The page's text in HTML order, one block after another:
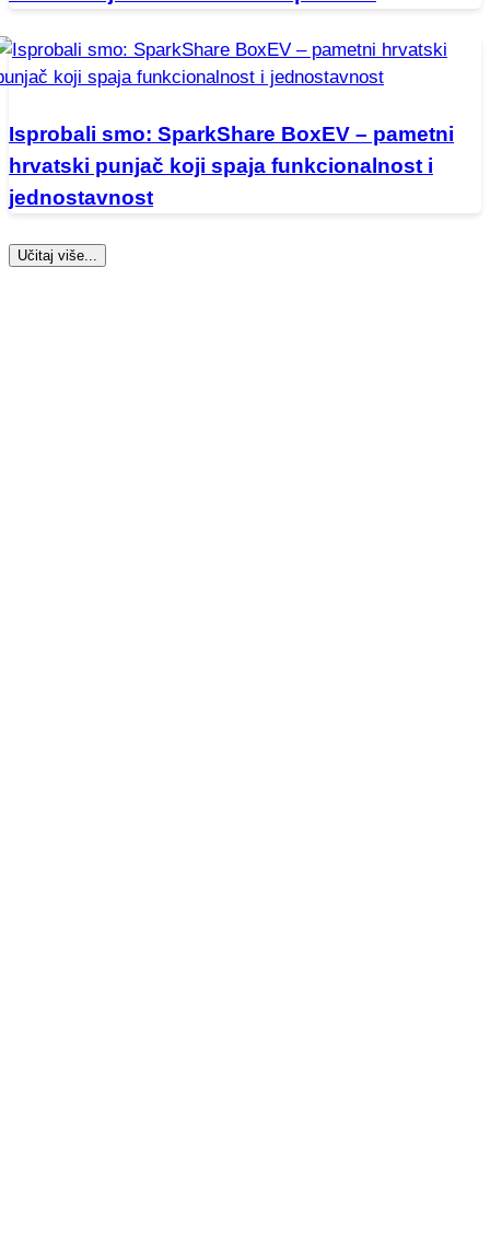
Isprobali smo: SparkShare BoxEV – pametni
hrvatski punjač koji spaja funkcionalnost i
jednostavnost
Učitaj više...